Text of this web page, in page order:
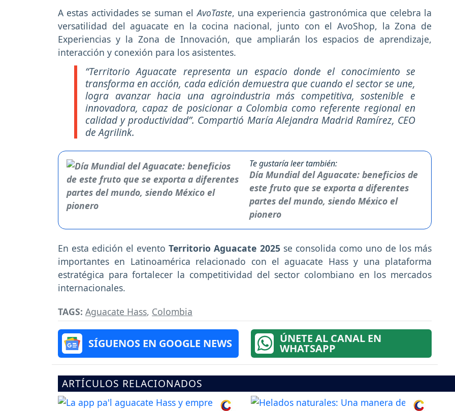
A estas actividades se suman elAvoTaste, una experiencia gastronómica que celebra la
versatilidad del aguacate en la cocina nacional, junto con el AvoShop, la Zona de
Experiencias y la Zona de Innovación, que ampliarán los espacios de aprendizaje,
interacción y conexión para los asistentes.
“Territorio Aguacate representa un espacio donde el conocimiento se
transforma en acción, cada edición demuestra que cuando el sector se une,
logra avanzar hacia una agroindustria más competitiva, sostenible e
innovadora, capaz de posicionar a Colombia como referente regional en
calidad y productividad”. Compartió María Alejandra Madrid Ramírez, CEO
de Agrilink.
Te gustaría leer también:
Día Mundial del Aguacate: beneficios de
este fruto que se exporta a diferentes
partes del mundo, siendo México el
pionero
En esta edición el eventoTerritorio Aguacate 2025se consolida como uno de los más
importantes en Latinoamérica relacionado con el aguacate Hass y una plataforma
estratégica para fortalecer la competitividad del sector colombiano en los mercados
internacionales.
TAGS: Aguacate Hass, Colombia
SÍGUENOS EN GOOGLE NEWS ÚNETE AL CANAL EN
WHATSAPP
ARTÍCULOS RELACIONADOS